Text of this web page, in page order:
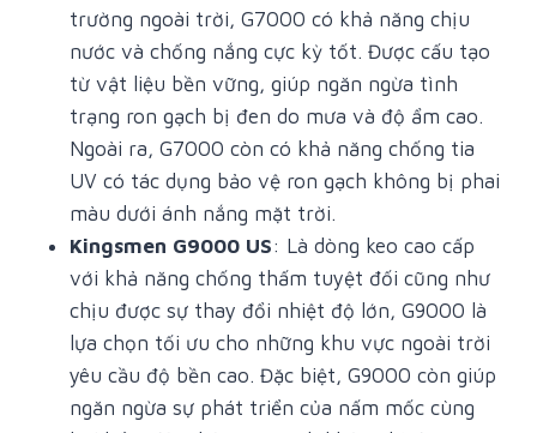
trường ngoài trời, G7000 có khả năng chịu
nước và chống nắng cực kỳ tốt. Được cấu tạo
từ vật liệu bền vững, giúp ngăn ngừa tình
trạng ron gạch bị đen do mưa và độ ẩm cao.
Ngoài ra, G7000 còn có khả năng chống tia
UV có tác dụng bảo vệ ron gạch không bị phai
màu dưới ánh nắng mặt trời.
Kingsmen G9000 US: Là dòng keo cao cấp
với khả năng chống thấm tuyệt đối cũng như
chịu được sự thay đổi nhiệt độ lớn, G9000 là
lựa chọn tối ưu cho những khu vực ngoài trời
yêu cầu độ bền cao. Đặc biệt, G9000 còn giúp
ngăn ngừa sự phát triển của nấm mốc cùng